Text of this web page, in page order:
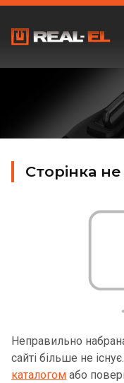
Сторінка
Неправильно
сайті більше не
каталогом або